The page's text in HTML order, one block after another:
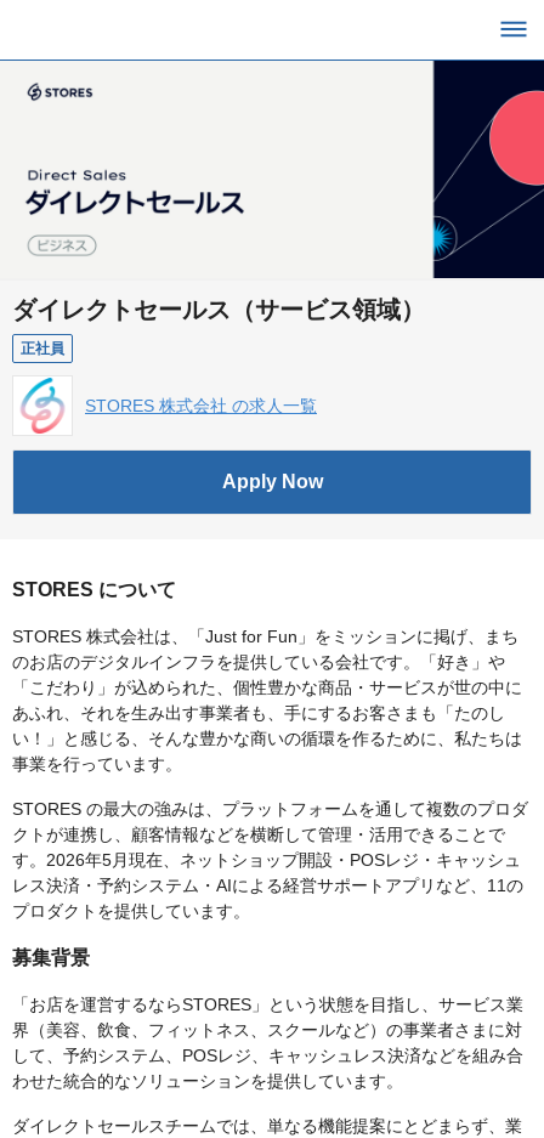
ダイレクトセールス（サービス領域）
正社員
STORES 株式会社 の求人一覧
Apply Now
STORES について
STORES 株式会社は、「Just for Fun」をミッションに掲げ、まち
のお店のデジタルインフラを提供している会社です。「好き」や
「こだわり」が込められた、個性豊かな商品・サービスが世の中に
あふれ、それを生み出す事業者も、手にするお客さまも「たのし
い！」と感じる、そんな豊かな商いの循環を作るために、私たちは
事業を行っています。
STORES の最大の強みは、プラットフォームを通して複数のプロダ
クトが連携し、顧客情報などを横断して管理・活用できることで
す。2026年5月現在、ネットショップ開設・POSレジ・キャッシュ
レス決済・予約システム・AIによる経営サポートアプリなど、11の
プロダクトを提供しています。
募集背景
「お店を運営するならSTORES」という状態を目指し、サービス業
界（美容、飲食、フィットネス、スクールなど）の事業者さまに対
して、予約システム、POSレジ、キャッシュレス決済などを組み合
わせた統合的なソリューションを提供しています。
ダイレクトセールスチームでは、単なる機能提案にとどまらず、業